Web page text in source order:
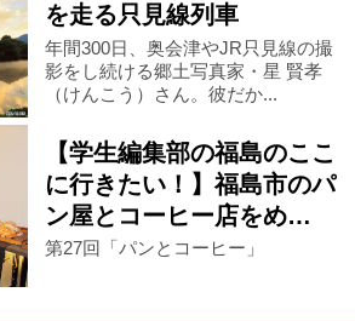
を走る只見線列車
年間300日、奥会津やJR只見線の撮
影をし続ける郷土写真家・星 賢孝
（けんこう）さん。彼だか...
【学生編集部の福島のここ
に行きたい！】福島市のパ
ン屋とコーヒー店をめ…
第27回「パンとコーヒー」